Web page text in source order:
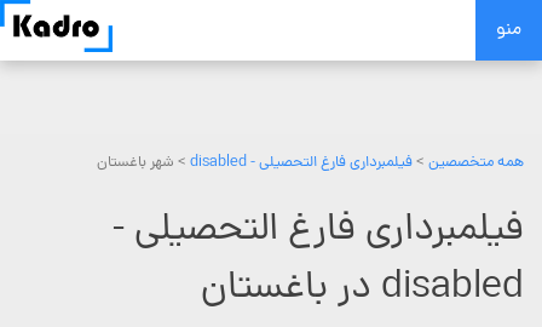
Skip
منو
همه متخصصین >فیلمبرداری فارغ التحصیلی - disabled > شهر باغستان
فیلمبرداری فارغ التحصیلی -
disabled در باغستان